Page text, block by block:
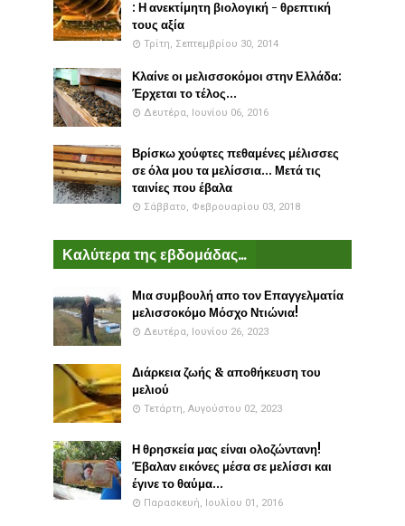
: Η ανεκτίμητη βιολογική - θρεπτική
τους αξία
Τρίτη, Σεπτεμβρίου 30, 2014
Κλαίνε οι μελισσοκόμοι στην Ελλάδα:
Έρχεται το τέλος...
Δευτέρα, Ιουνίου 06, 2016
Βρίσκω χούφτες πεθαμένες μέλισσες
σε όλα μου τα μελίσσια... Μετά τις
ταινίες που έβαλα
Σάββατο, Φεβρουαρίου 03, 2018
Καλύτερα της εβδομάδας...
Μια συμβουλή απο τον Επαγγελματία
μελισσοκόμο Μόσχο Ντιώνια!
Δευτέρα, Ιουνίου 26, 2023
Διάρκεια ζωής & αποθήκευση του
μελιού
Τετάρτη, Αυγούστου 02, 2023
Η θρησκεία μας είναι ολοζώντανη!
Έβαλαν εικόνες μέσα σε μελίσσι και
έγινε το θαύμα...
Παρασκευή, Ιουλίου 01, 2016